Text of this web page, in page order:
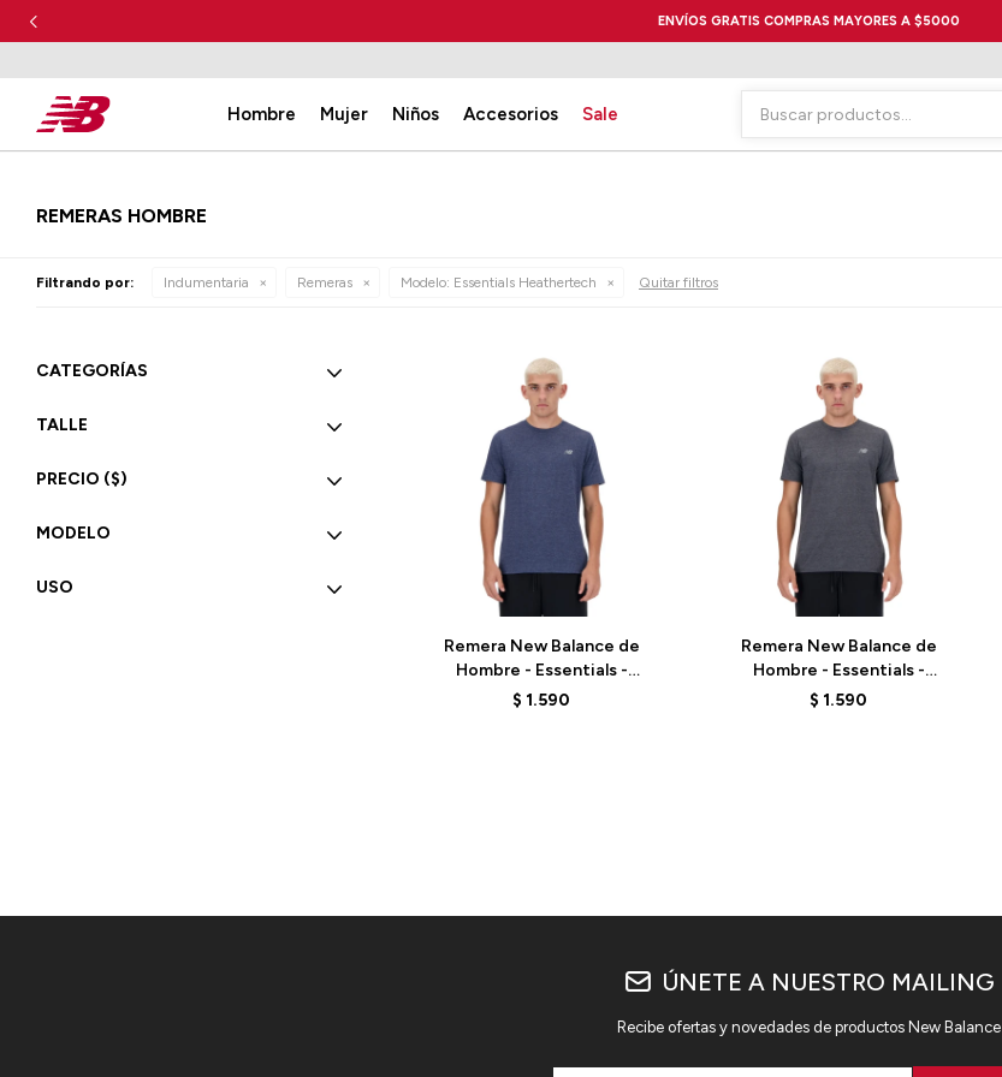
ENVÍOS GRATIS COMPRAS MAYORES A $5000
Hombre Mujer Niños Accesorios Sale
REMERAS HOMBRE
Filtrando por: Indumentaria Remeras Modelo: Essentials Heathertech Quitar filtros
Remera New Balance de
Hombre - Essentials -
MT41070NNH - BLUE
$ 1.590
Remera New Balance de
Hombre - Essentials -
MT41070BKH - BLACK
$ 1.590
CATEGORÍAS
TALLE
PRECIO ($)
MODELO
USO
ÚNETE A NUESTRO MAILING
Recibe ofertas y novedades de productos New Balance